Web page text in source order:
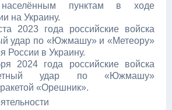
пунктам в ходе
на Украину.
2023 года российские войска
удар по «Южмашу» и «Метеору»
России в Украину.
2024 года российские войска
удар по «Южмашу»
«Орешник».